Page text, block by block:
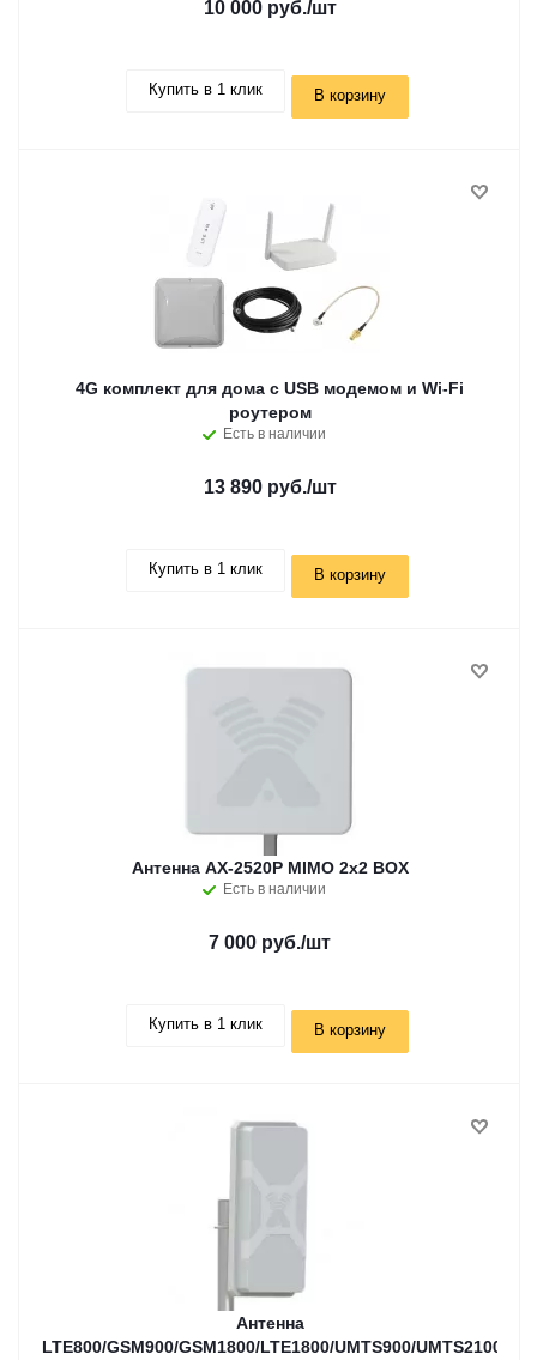
10 000 руб./шт
Купить в 1 клик В корзину
4G комплект для дома с USB модемом и Wi-Fi
роутером
Есть в наличии
13 890 руб./шт
Купить в 1 клик В корзину
Антенна AX-2520P MIMO 2x2 BOX
Есть в наличии
7 000 руб./шт
Купить в 1 клик В корзину
Антенна
LTE800/GSM900/GSM1800/LTE1800/UMTS900/UMTS2100/